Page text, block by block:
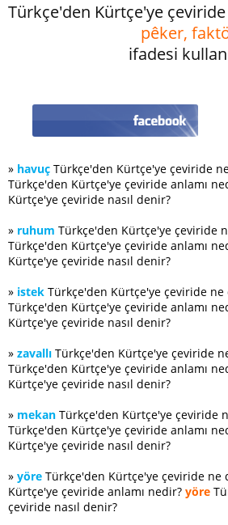
Türkçe'den Kürtçe'ye çeviride
pêker,
ifadesi
» havuç Türkçe'den Kürtçe'ye çeviride
Türkçe'den Kürtçe'ye çeviride anlamı
Kürtçe'ye çeviride nasıl denir?
» ruhum Türkçe'den Kürtçe'ye çeviride
Türkçe'den Kürtçe'ye çeviride anlamı
Kürtçe'ye çeviride nasıl denir?
» istek Türkçe'den Kürtçe'ye çeviride ne
Türkçe'den Kürtçe'ye çeviride anlamı
Kürtçe'ye çeviride nasıl denir?
» zavallı Türkçe'den Kürtçe'ye çeviride
Türkçe'den Kürtçe'ye çeviride anlamı
Kürtçe'ye çeviride nasıl denir?
» mekan Türkçe'den Kürtçe'ye çeviride
Türkçe'den Kürtçe'ye çeviride anlamı
Kürtçe'ye çeviride nasıl denir?
» yöre Türkçe'den Kürtçe'ye çeviride ne
Kürtçe'ye çeviride anlamı nedir? yöre
çeviride nasıl denir?